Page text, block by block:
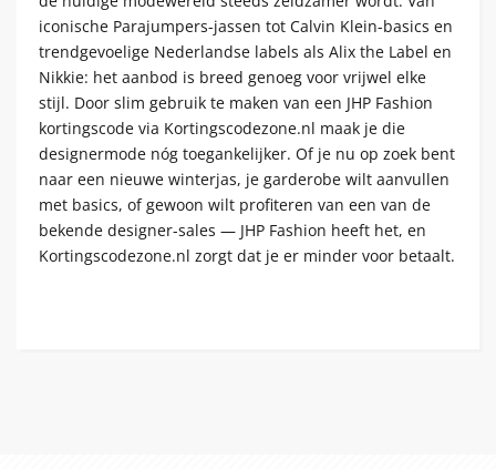
iconische Parajumpers-jassen tot Calvin Klein-basics en
trendgevoelige Nederlandse labels als Alix the Label en
Nikkie: het aanbod is breed genoeg voor vrijwel elke
stijl. Door slim gebruik te maken van een JHP Fashion
kortingscode via Kortingscodezone.nl maak je die
designermode nóg toegankelijker. Of je nu op zoek bent
naar een nieuwe winterjas, je garderobe wilt aanvullen
met basics, of gewoon wilt profiteren van een van de
bekende designer-sales — JHP Fashion heeft het, en
Kortingscodezone.nl zorgt dat je er minder voor betaalt.